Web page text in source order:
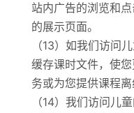
站内广告的浏览和
的展示页面。
（13）如我们访问
缓存课时文件，使
务或为您提供课程离
（14）我们访问儿